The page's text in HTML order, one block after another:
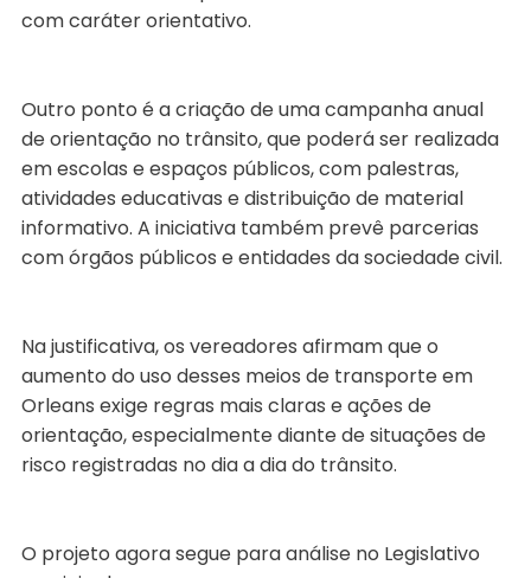
com caráter orientativo.
Outro ponto é a criação de uma campanha anual
de orientação no trânsito, que poderá ser realizada
em escolas e espaços públicos, com palestras,
atividades educativas e distribuição de material
informativo. A iniciativa também prevê parcerias
com órgãos públicos e entidades da sociedade civil.
Na justificativa, os vereadores afirmam que o
aumento do uso desses meios de transporte em
Orleans exige regras mais claras e ações de
orientação, especialmente diante de situações de
risco registradas no dia a dia do trânsito.
O projeto agora segue para análise no Legislativo